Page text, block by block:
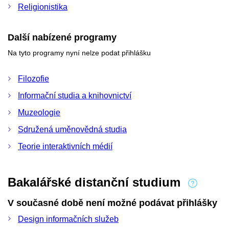
Religionistika
Další nabízené programy
Na tyto programy nyní nelze podat přihlášku
Filozofie
Informační studia a knihovnictví
Muzeologie
Sdružená uměnovědná studia
Teorie interaktivních médií
Bakalářské distanční studium
V současné době není možné podávat přihlášky
Design informačních služeb